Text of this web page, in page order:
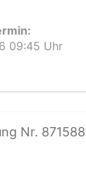
09:45 Uhr
Nr. 871588